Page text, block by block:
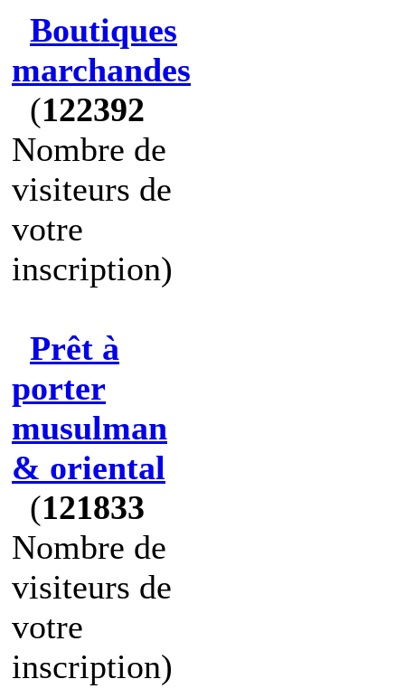
Boutiques
marchandes
(122392
Nombre de
visiteurs de
votre
inscription)
Prêt à
porter
musulman
& oriental
(121833
Nombre de
visiteurs de
votre
inscription)